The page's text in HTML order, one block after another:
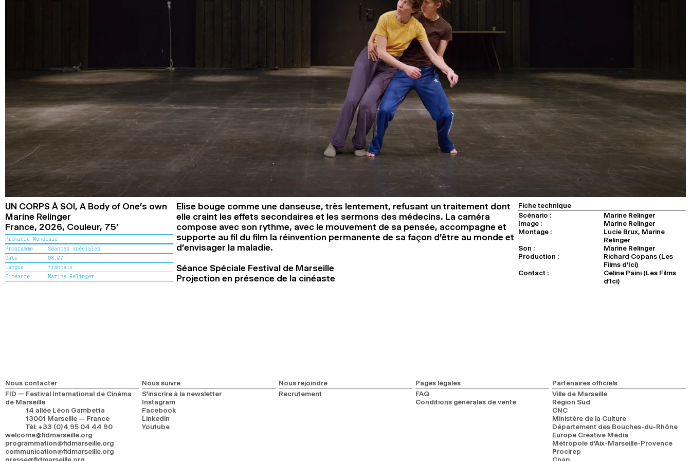
UN CORPS À SOI, A Body of One’s own
Marine Relinger
France, 2026, Couleur, 75’
Première Mondiale
Programme
Séances spéciales
Date
08.07
Langue
français
Cinéaste
Marine Relinger
Elise bouge comme une danseuse, très lentement, refusant un traitement dont
elle craint les effets secondaires et les sermons des médecins. La caméra
compose avec son rythme, avec le mouvement de sa pensée, accompagne et
supporte au fil du film la réinvention permanente de sa façon d’être au monde et
d’envisager la maladie.
Séance Spéciale Festival de Marseille
Projection en présence de la cinéaste
Fiche technique
Scénario :
Marine Relinger
Image :
Marine Relinger
Montage :
Lucie Brux, Marine
Relinger
Son :
Marine Relinger
Production :
Richard Copans (Les
Films d’Ici)
Contact :
Celine Paini (Les Films
d’Ici)
Nous contacter
FID — Festival International de Cinéma
de Marseille
14 allée Léon Gambetta
13001 Marseille — France
Tél: +33 (0)4 95 04 44 90
welcome@fidmarseille.org
programmation@fidmarseille.org
communication@fidmarseille.org
Nous suivre
S’inscrire à la newsletter
Instagram
Facebook
Linkedin
Youtube
Nous rejoindre
Recrutement
Pages légales
FAQ
Conditions générales de vente
Partenaires officiels
Ville de Marseille
Région Sud
CNC
Ministère de la Culture
Département des Bouches-du-Rhône
Europe Créative Média
Métropole d’Aix-Marseille-Provence
Procirep